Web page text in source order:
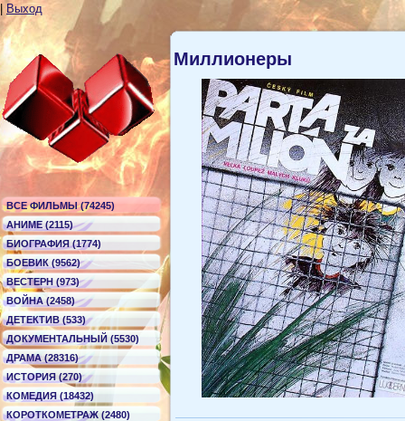
Выход
ВСЕ ФИЛЬМЫ (74245)
АНИМЕ (2115)
БИОГРАФИЯ (1774)
БОЕВИК (9562)
ВЕСТЕРН (973)
ВОЙНА (2458)
ДЕТЕКТИВ (533)
ДОКУМЕНТАЛЬНЫЙ (5530)
ДРАМА (28316)
ИСТОРИЯ (270)
КОМЕДИЯ (18432)
КОРОТКОМЕТРАЖ (2480)
Миллионеры